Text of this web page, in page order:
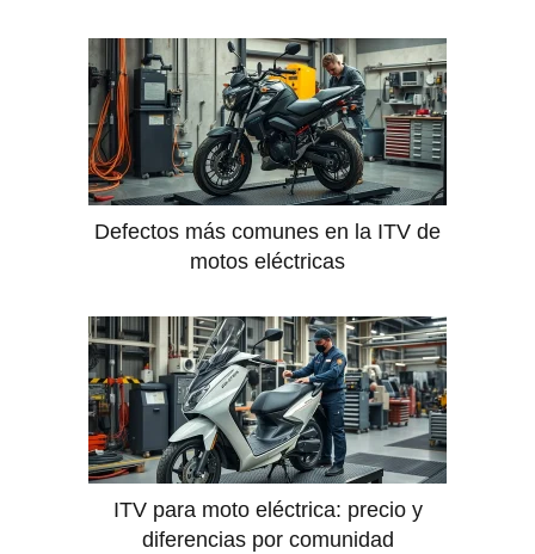
Defectos más comunes en la ITV de
motos eléctricas
ITV para moto eléctrica: precio y
diferencias por comunidad